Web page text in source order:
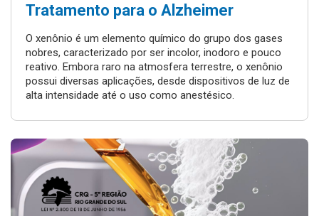
Tratamento para o Alzheimer
O xenônio é um elemento químico do grupo dos gases
nobres, caracterizado por ser incolor, inodoro e pouco
reativo. Embora raro na atmosfera terrestre, o xenônio
possui diversas aplicações, desde dispositivos de luz de
alta intensidade até o uso como anestésico.